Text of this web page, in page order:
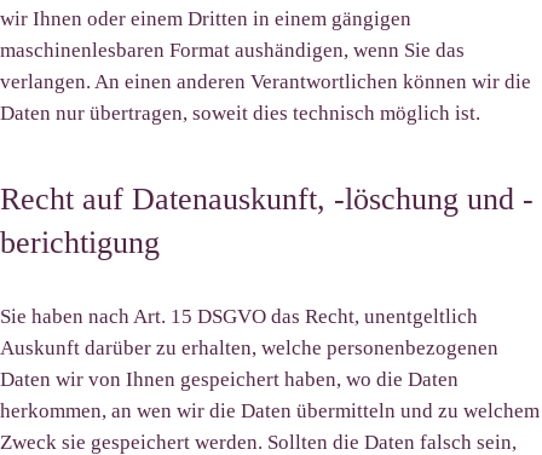
wir Ihnen oder einem Dritten in einem gängigen
maschinenlesbaren Format aushändigen, wenn Sie das
verlangen. An einen anderen Verantwortlichen können wir die
Daten nur übertragen, soweit dies technisch möglich ist.
Recht auf Datenauskunft, -löschung und -
berichtigung
Sie haben nach Art. 15 DSGVO das Recht, unentgeltlich
Auskunft darüber zu erhalten, welche personenbezogenen
Daten wir von Ihnen gespeichert haben, wo die Daten
herkommen, an wen wir die Daten übermitteln und zu welchem
Zweck sie gespeichert werden. Sollten die Daten falsch sein,